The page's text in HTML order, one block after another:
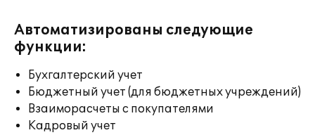
Автоматизированы следующие
функции:
Бухгалтерский учет
Бюджетный учет (для бюджетных учреждений)
Взаиморасчеты с покупателями
Кадровый учет